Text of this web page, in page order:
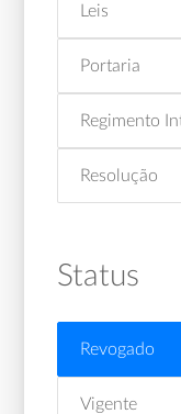
Leis
Portaria
Regimento
Resolução
Status
Revogado
Vigente